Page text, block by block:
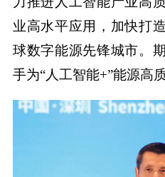
业高水平应用，加快打
球数字能源先锋城市。
手为“人工智能+”能源高